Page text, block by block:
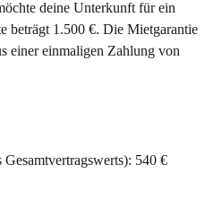
deine Unterkunft für ein
beträgt 1.500 €. Die Mietgarantie
einer einmaligen Zahlung von
540 €